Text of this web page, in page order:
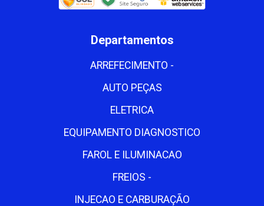
Departamentos
ARREFECIMENTO -
AUTO PEÇAS
ELETRICA
EQUIPAMENTO DIAGNOSTICO
FAROL E ILUMINACAO
FREIOS -
INJECAO E CARBURAÇÃO